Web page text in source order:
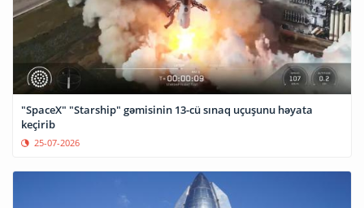
"SpaceX" "Starship" gəmisinin 13-cü sınaq uçuşunu həyata
keçirib
25-07-2026